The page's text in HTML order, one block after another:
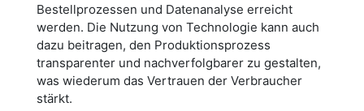
Bestellprozessen und Datenanalyse erreicht
werden. Die Nutzung von Technologie kann auch
dazu beitragen, den Produktionsprozess
transparenter und nachverfolgbarer zu gestalten,
was wiederum das Vertrauen der Verbraucher
stärkt.